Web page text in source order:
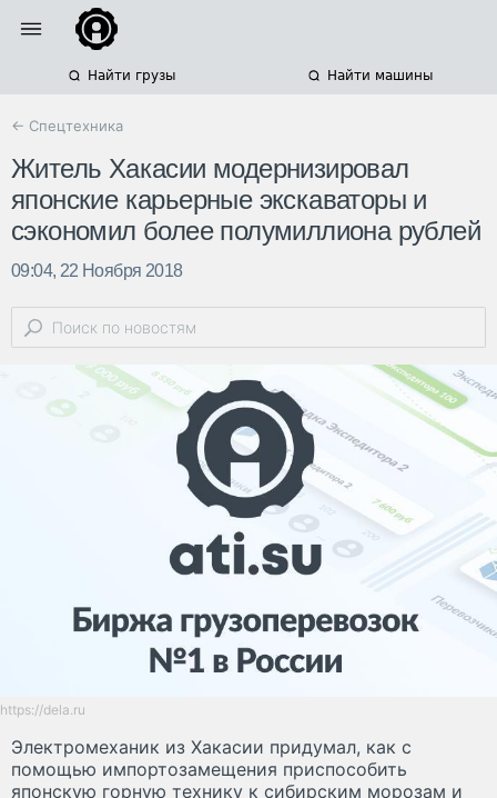
Найти грузы Найти машины
← Спецтехника
Житель Хакасии модернизировал
японские карьерные экскаваторы и
сэкономил более полумиллиона рублей
09:04, 22 Ноября 2018
https://dela.ru
Электромеханик из Хакасии придумал, как с
помощью импортозамещения приспособить
японскую горную технику к сибирским морозам и